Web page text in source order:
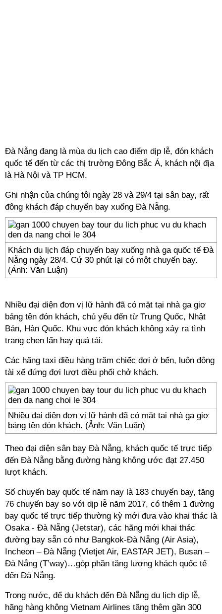
Đà Nẵng đang là mùa du lịch cao điểm dịp lễ, đón khách
quốc tế đến từ các thị trường Đông Bắc Á, khách nội địa
là Hà Nội và TP HCM.
Ghi nhận của chúng tôi ngày 28 và 29/4 tại sân bay, rất
đông khách đáp chuyến bay xuống Đà Nẵng.
Khách du lịch đáp chuyến bay xuống nhà ga quốc tế Đà
Nẵng ngày 28/4. Cứ 30 phút lại có một chuyến bay.
(Ảnh: Văn Luận)
Nhiều đại diện đơn vị lữ hành đã có mặt tại nhà ga giơ
bảng tên đón khách, chủ yếu đến từ Trung Quốc, Nhật
Bản, Hàn Quốc. Khu vực đón khách không xảy ra tình
trạng chen lấn hay quá tải.
Các hãng taxi điều hàng trăm chiếc đợi ở bến, luôn đông
tài xế đứng đợi lượt điều phối chở khách.
Nhiều đại diện đơn vị lữ hành đã có mặt tại nhà ga giơ
bảng tên đón khách. (Ảnh: Văn Luận)
Theo đại diện sân bay Đà Nẵng, khách quốc tế trực tiếp
đến Đà Nẵng bằng đường hàng không ước đạt 27.450
lượt khách.
Số chuyến bay quốc tế năm nay là 183 chuyến bay, tăng
76 chuyến bay so với dịp lễ năm 2017, có thêm 1 đường
bay quốc tế trực tiếp thường kỳ mới đưa vào khai thác là
Osaka - Đà Nẵng (Jetstar), các hãng mới khai thác
đường bay sẵn có như Bangkok-Đà Nẵng (Air Asia),
Incheon – Đà Nẵng (Vietjet Air, EASTAR JET), Busan –
Đà Nẵng (T’way)…góp phần tăng lượng khách quốc tế
đến Đà Nẵng.
Trong nước, để du khách đến Đà Nẵng du lịch dịp lễ,
hãng hàng không Vietnam Airlines tăng thêm gần 300